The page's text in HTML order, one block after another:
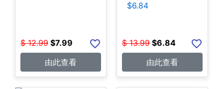
$ 12.99 $7.99
由此查看
$6.84
$ 13.99 $6.84
由此查看